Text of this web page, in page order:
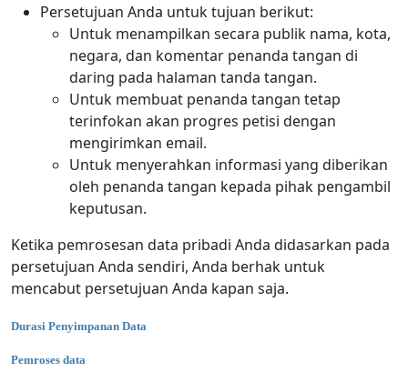
Persetujuan Anda untuk tujuan berikut:
Untuk menampilkan secara publik nama, kota,
negara, dan komentar penanda tangan di
daring pada halaman tanda tangan.
Untuk membuat penanda tangan tetap
terinfokan akan progres petisi dengan
mengirimkan email.
Untuk menyerahkan informasi yang diberikan
oleh penanda tangan kepada pihak pengambil
keputusan.
Ketika pemrosesan data pribadi Anda didasarkan pada
persetujuan Anda sendiri, Anda berhak untuk
mencabut persetujuan Anda kapan saja.
Durasi Penyimpanan Data
Pemroses data